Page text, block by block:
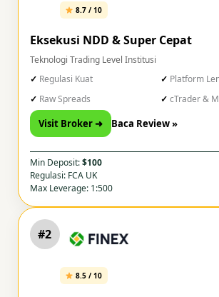
8.7 / 10
Eksekusi NDD & Super Cepat
Teknologi Trading Level Institusi
Regulasi Kuat
Platform
Raw Spreads
cTrader &
Visit Broker ➜ Baca Review »
Min Deposit:$100
Regulasi: FCA UK
Max Leverage: 1:500
#2
8.5 / 10